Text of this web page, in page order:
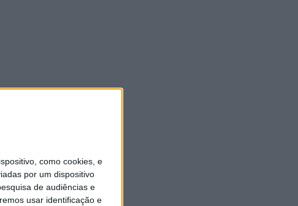
como cookies, e
por um dispositivo
de audiências e
usar identificação e